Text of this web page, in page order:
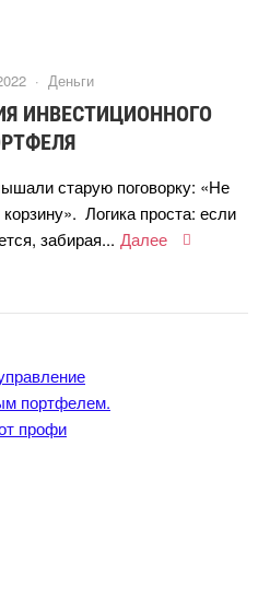
· Деньги
ИНВЕСТИЦИОННОГО
старую поговорку: «Не
Логика проста: если
забирая... Далее